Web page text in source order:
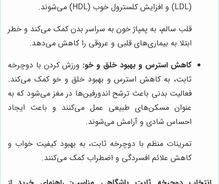
(LDL) و افزایش کلسترول خوب (HDL) می‌شوند.
قلب سالم، به پمپاژ خون به سراسر بدن کمک می‌کند و خطر
ابتلا به بیماری‌های قلبی و عروقی را کاهش می‌دهد.
کاهش استرس و بهبود خلق و خو: ورزش کردن با دوچرخه
ثابت، به کاهش استرس و بهبود خلق و خو کمک می‌کند.
فعالیت بدنی باعث ترشح اندورفین‌ها در مغز می‌شود که به
عنوان مسکن‌های طبیعی عمل می‌کنند و باعث ایجاد
احساس شادی و آرامش می‌شوند.
تمرینات منظم با دوچرخه ثابت، به بهبود کیفیت خواب و
کاهش علائم افسردگی و اضطراب کمک می‌کنند.